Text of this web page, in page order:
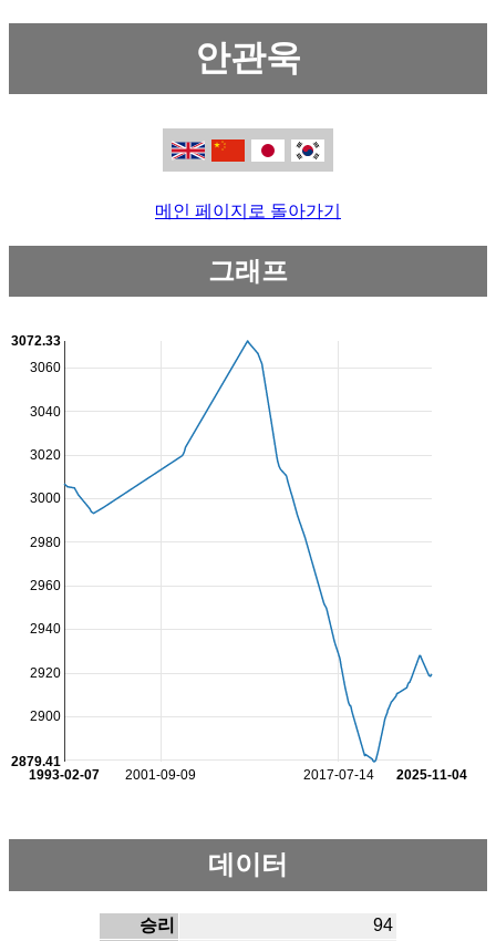
안관욱
메인 페이지로 돌아가기
그래프
2001-09-09 2017-07-14
1993-02-07 2025-11-04
2900
2920
2940
2960
2980
3000
3020
3040
3060
2879.41
3072.33
데이터
승리
94